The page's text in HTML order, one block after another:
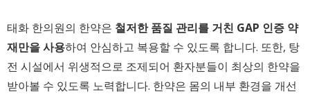
태화 한의원의 한약은 철저한 품질 관리를 거친 GAP 인증 약
재만을 사용하여 안심하고 복용할 수 있도록 합니다. 또한, 탕
전 시설에서 위생적으로 조제되어 환자분들이 최상의 한약을
받아볼 수 있도록 노력합니다. 한약은 몸의 내부 환경을 개선